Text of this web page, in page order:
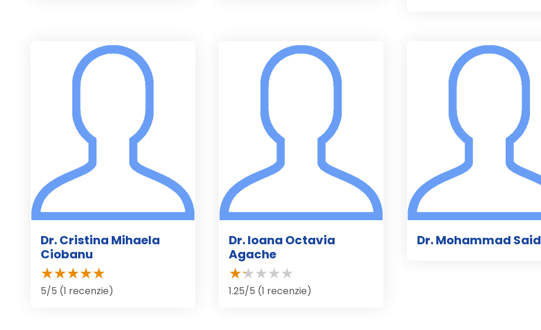
Dr. Cristina Mihaela
Ciobanu
5/5 (1 recenzie)
Dr. Ioana Octavia
Agache
1.25/5 (1 recenzie)
Dr. Mohammad Said